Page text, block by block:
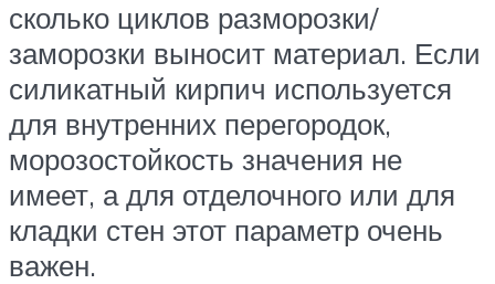
сколько циклов разморозки/
заморозки выносит материал. Если
силикатный кирпич используется
для внутренних перегородок,
морозостойкость значения не
имеет, а для отделочного или для
кладки стен этот параметр очень
важен.